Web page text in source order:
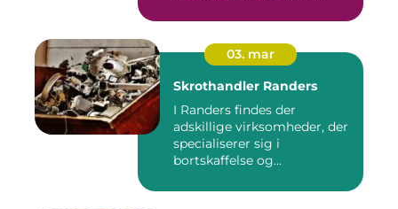
03. mar
Skrothandler Randers
I Randers findes der
adskillige virksomheder, der
specialiserer sig i
bortskaffelse og